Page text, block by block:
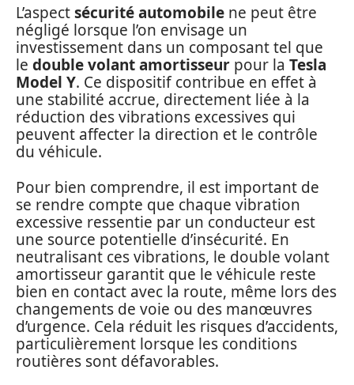
L’aspectsécurité automobile ne peut être
négligé lorsque l’on envisage un
investissement dans un composant tel que
le double volant amortisseur pour la Tesla
Model Y. Ce dispositif contribue en effet à
une stabilité accrue, directement liée à la
réduction des vibrations excessives qui
peuvent affecter la direction et le contrôle
du véhicule.
Pour bien comprendre, il est important de
se rendre compte que chaque vibration
excessive ressentie par un conducteur est
une source potentielle d’insécurité. En
neutralisant ces vibrations, le double volant
amortisseur garantit que le véhicule reste
bien en contact avec la route, même lors des
changements de voie ou des manœuvres
d’urgence. Cela réduit les risques d’accidents,
particulièrement lorsque les conditions
routières sont défavorables.